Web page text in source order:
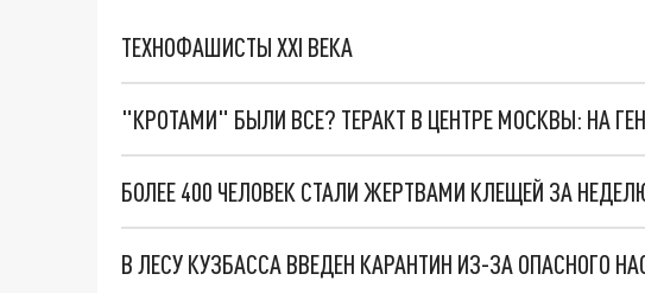
ТЕХНОФАШИСТЫ XXI ВЕКА
"КРОТАМИ" БЫЛИ ВСЕ? ТЕРАКТ В ЦЕНТРЕ МОСКВЫ: НА
БОЛЕЕ 400 ЧЕЛОВЕК СТАЛИ ЖЕРТВАМИ КЛЕЩЕЙ ЗА
В ЛЕСУ КУЗБАССА ВВЕДЕН КАРАНТИН ИЗ-ЗА ОПАСНОГО